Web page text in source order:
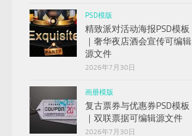
PSD模版
精致派对活动海报PSD模板
｜奢华夜店酒会宣传可编辑
源文件
2026年7月30日
画册模版
复古票券与优惠券PSD模板
｜双联票据可编辑源文件
2026年7月30日